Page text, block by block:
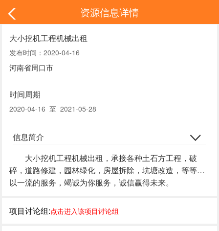
资源信息详情
大小挖机工程机械出租
发布时间：2020-04-16
河南省周口市
时间周期
2020-04-16 至 2021-05-28
信息简介
大小挖机工程机械出租，承接各种土石方工程，破
碎，道路修建，园林绿化，房屋拆除，坑塘改造，等等…
以一流的服务，竭诚为你服务，诚信赢得未来。
项目讨论组:点击进入该项目讨论组